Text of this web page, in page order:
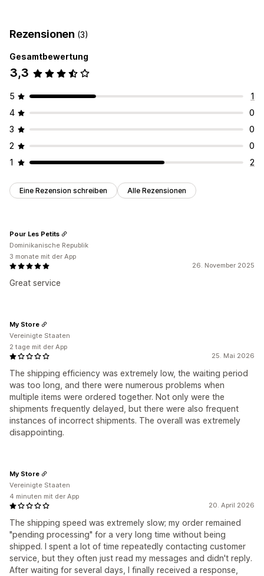
Versandetiketten Benutzerdefinierte Verpackung
Verfolgung mehrerer Versanddienstleister
Tracking-Links
Tracking-Verlauf
Bestandsbenachrichtigungen
SKU-Zuordnung
Rezensionen (3)
Gesamtbewertung
3,3
5
1
4
0
3
0
2
0
1
2
Eine Rezension schreiben Alle Rezensionen
26. November 2025
Great service
Pour Les Petits
Dominikanische Republik
3 monate mit der App
25. Mai 2026
The shipping efficiency was extremely low, the waiting period
was too long, and there were numerous problems when
multiple items were ordered together. Not only were the
shipments frequently delayed, but there were also frequent
instances of incorrect shipments. The overall was extremely
disappointing.
My Store
Vereinigte Staaten
2 tage mit der App
20. April 2026
The shipping speed was extremely slow; my order remained
"pending processing" for a very long time without being
shipped. I spent a lot of time repeatedly contacting customer
service, but they often just read my messages and didn't reply.
After waiting for several days, I finally received a response,
My Store
Vereinigte Staaten
4 minuten mit der App